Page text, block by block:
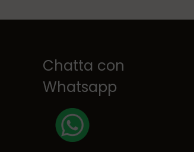
Chatta con
Whatsapp